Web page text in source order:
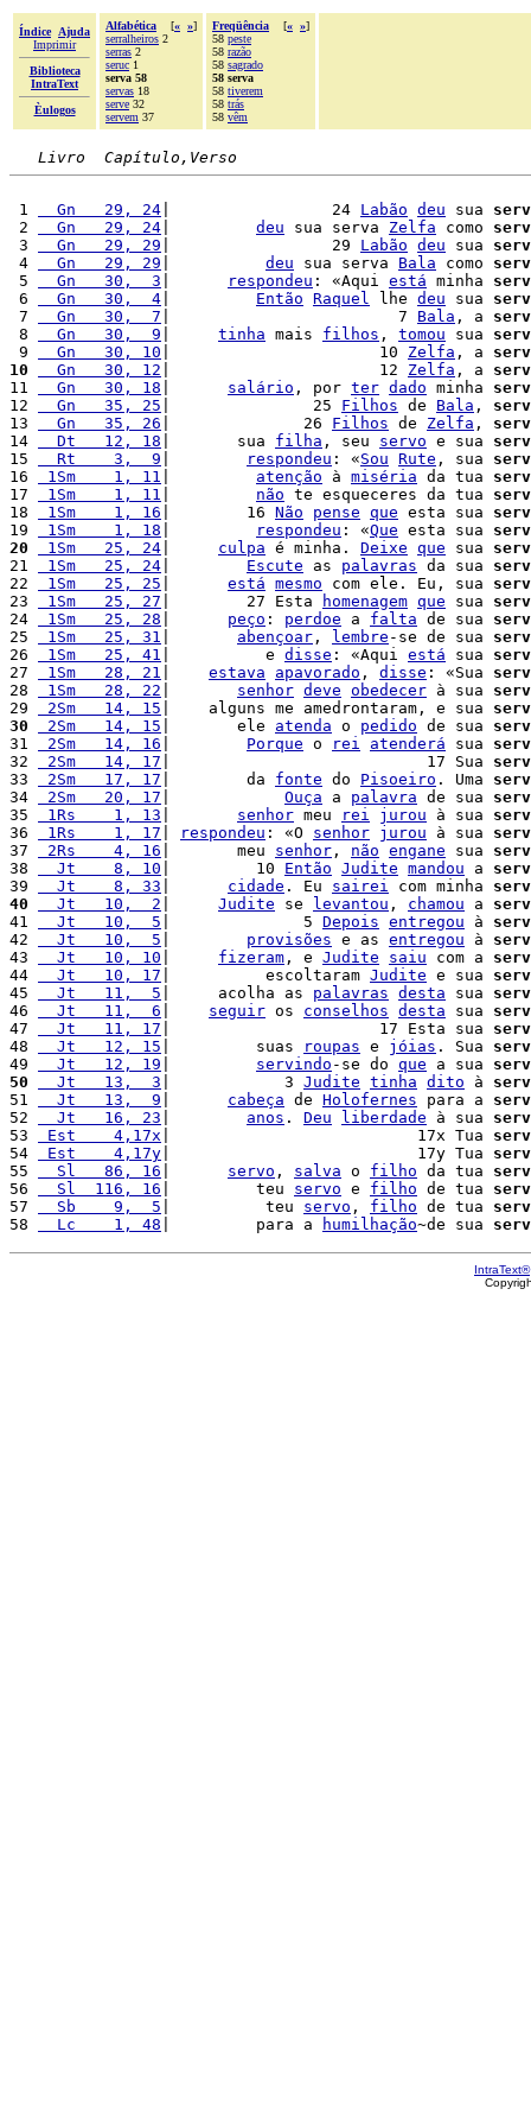
Índice
Ajuda
Imprimir
Biblioteca
IntraText
Èulogos
Alfabética [« »]
serralheiros 2
serras 2
seruc 1
serva 58
servas 18
serve 32
servem 37
Freqüência [« »]
58 peste
58 razão
58 sagrado
58 serva
58 tiverem
58 trás
58 vêm
Livro  Capítulo,Verso
1
  Gn   29, 24
|                 24 Labão deu sua
2
  Gn   29, 24
deu sua serva Zelfa como
3
  Gn   29, 29
|                 29 Labão deu sua
4
  Gn   29, 29
deu sua serva Bala como
5
  Gn   30,  3
respondeu : «Aqui está minha
6
  Gn   30,  4
Então Raquel lhe deu sua
7
  Gn   30,  7
|                        7 Bala , a
8
  Gn   30,  9
tinha mais filhos , tomou sua
9
  Gn   30, 10
|                      10 Zelfa , a
10
  Gn   30, 12
|                      12 Zelfa , a
11
  Gn   30, 18
salário , por ter dado minha
12
  Gn   35, 25
|               25 Filhos de Bala ,
13
  Gn   35, 26
|              26 Filhos de Zelfa ,
14
  Dt   12, 18
|       sua filha , seu servo e sua
15
  Rt    3,  9
respondeu : «Sou Rute , sua
16
1Sm    1, 11 atenção à miséria da tua
17
1Sm    1, 11 não te esqueceres da tua
18
1Sm    1, 16 |        16 Não pense que esta sua
19
1Sm    1, 18 respondeu : «Que esta sua
20
1Sm   25, 24 culpa é minha. Deixe que sua
21
1Sm   25, 24 Escute as palavras da sua
22
1Sm   25, 25 está mesmo com ele. Eu, sua
23
1Sm   25, 27 |        27 Esta homenagem que sua
24
1Sm   25, 28 peço : perdoe a falta de sua
25
1Sm   25, 31 abençoar , lembre -se de sua
26
1Sm   25, 41 |          e disse : «Aqui está sua
27
1Sm   28, 21 estava apavorado , disse : «Sua
28
1Sm   28, 22 senhor deve obedecer à sua
29
2Sm   14, 15 |    alguns me amedrontaram, e sua
30
2Sm   14, 15 |       ele atenda o pedido de sua
31
2Sm   14, 16 Porque o rei atenderá sua
32
2Sm   14, 17 |                           17 Sua
33
2Sm   17, 17 |        da fonte do Pisoeiro . Uma
34
2Sm   20, 17 Ouça a palavra de sua
35
1Rs    1, 13 senhor meu rei jurou à sua
36
1Rs    1, 17 respondeu : «O senhor jurou à sua
37
2Rs    4, 16 |       meu senhor , não engane sua
38
  Jt    8, 10
|         10 Então Judite mandou a
39
  Jt    8, 33
cidade . Eu sairei com minha
40
  Jt   10,  2
Judite se levantou , chamou a
41
  Jt   10,  5
|              5 Depois entregou à
42
  Jt   10,  5
provisões e as entregou à
43
  Jt   10, 10
fizeram , e Judite saiu com a
44
  Jt   10, 17
|          escoltaram Judite e sua
45
  Jt   11,  5
|     acolha as palavras desta sua
46
  Jt   11,  6
seguir os conselhos desta sua
47
  Jt   11, 17
|                      17 Esta sua
48
  Jt   12, 15
|         suas roupas e jóias . Sua
49
  Jt   12, 19
servindo -se do que a sua
50
  Jt   13,  3
|            3 Judite tinha dito à
51
  Jt   13,  9
cabeça de Holofernes para a
52
  Jt   16, 23
anos . Deu liberdade à sua
53
Est    4,17x |                          17x Tua
54
Est    4,17y |                          17y Tua
55
  Sl   86, 16
servo , salva o filho da tua
56
  Sl  116, 16
|         teu servo e filho de tua
57
  Sb    9,  5
|          teu servo , filho de tua
58
  Lc    1, 48
|         para a humilhação~de sua
IntraText®